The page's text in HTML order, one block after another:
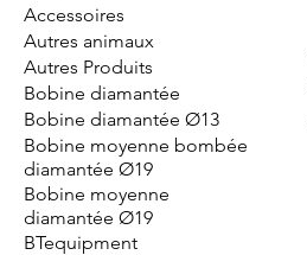
Accessoires
Autres animaux
Autres Produits
Bobine diamantée
Bobine diamantée Ø13
Bobine moyenne bombée
diamantée Ø19
Bobine moyenne
diamantée Ø19
BTequipment